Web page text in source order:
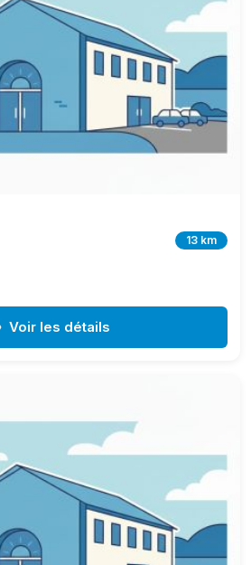
13 km
Voir les détails